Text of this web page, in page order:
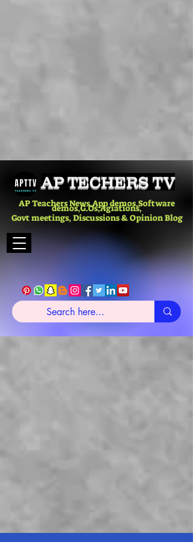
AP TECHERS TV
AP Teachers News,App demos,Software
demos,G.Os,Agiations,
Govt meetings, Discussions & Opinion Blog